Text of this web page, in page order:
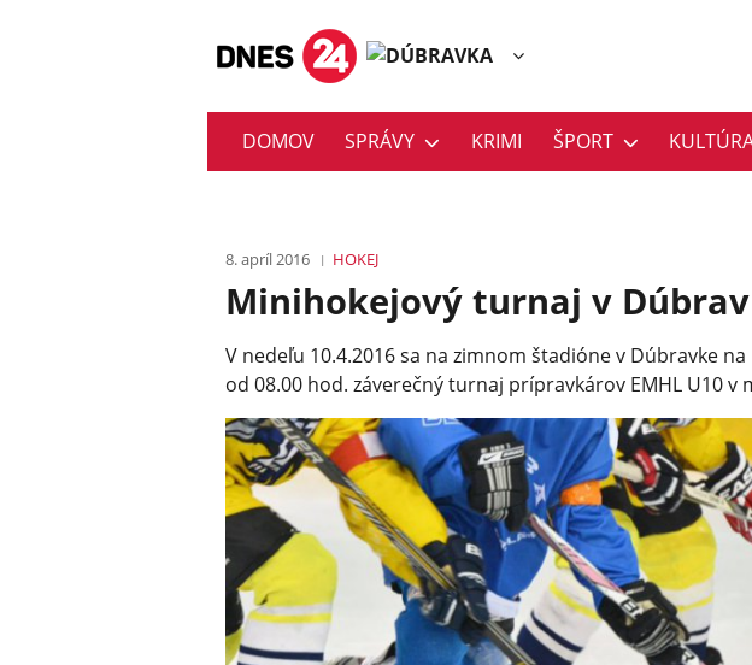
DOMOV SPRÁVY KRIMI ŠPORT
8. apríl 2016 HOKEJ
Minihokejový turnaj v
V nedeľu 10.4.2016 sa na zimnom štadióne v Dúbravke
od 08.00 hod. záverečný turnaj prípravkárov EMHL U10 v